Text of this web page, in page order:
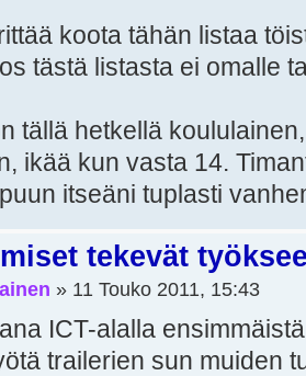
koota tähän listaa
tästä listasta ei omalle
tällä hetkellä
ikää kun vasta 14.
itseäni tuplasti
tekevät
» 11 Touko 2011, 15:43
ICT-alalla
trailerien sun muiden